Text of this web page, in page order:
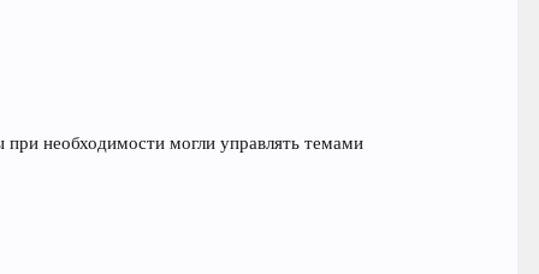
необходимости могли управлять темами